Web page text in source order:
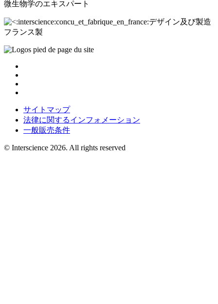
微生物学のエキスパート
デザイン及び製造
フランス製
サイトマップ
法律に関するインフォメーション
一般販売条件
© Interscience 2026. All rights reserved